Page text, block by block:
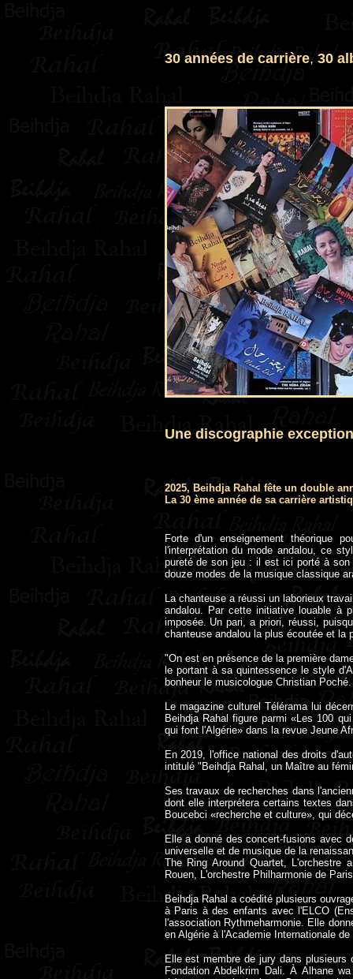
30 années de carrière, 30
Une discographie
2025, Beihdja Rahal fête un double
La 30 ème année de sa carrière
Forte d'un enseignement théorique
l'interprétation du mode andalou, ce
pureté de son jeu : il est ici porté à
douze modes de la musique classique
La chanteuse a réussi un laborieux
andalou. Par cette initiative louable à
imposée. Un pari, a priori, réussi,
chanteuse andalou la plus écoutée et la
"On est en présence de la première
le portant à sa quintessence le style
bonheur le musicologue Christian Poché.
Le magazine culturel Télérama lui
Beihdja Rahal figure parmi «Les 100
qui font l'Algérie» dans la revue Jeune
En 2019, l'office national des droits
intitulé "Beihdja Rahal, un Maître au
Ses travaux de recherches dans
dont elle interprétera certains textes
Boucebci «recherche et culture», qui
Elle a donné des concert-fusions avec
universelle et de musique de la
The Ring Around Quartet, L'orchestre
Rouen, L'orchestre Philharmonie de
Beihdja Rahal a coédité plusieurs
à Paris à des enfants avec l'ELCO
l'association Rythmeharmonie. Elle
en Algérie à l'Academie Internationale
Elle est membre de jury dans
Fondation Abdelkrim Dali. À Alhane